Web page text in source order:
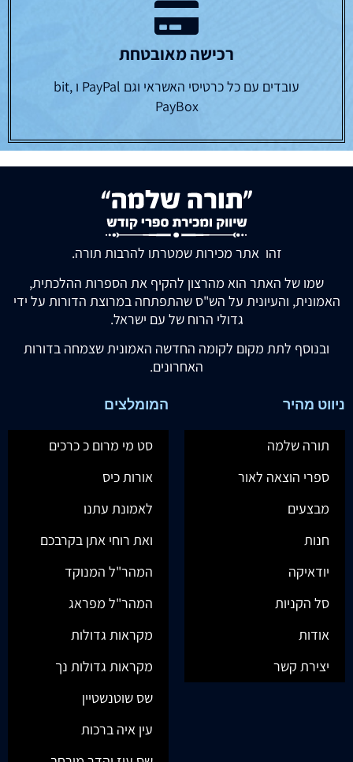
רכישה מאובטחת
עובדים עם כל כרטיסי האשראי וגם PayPal ו bit,
PayBox
זהו אתר מכירות שמטרתו להרבות תורה.
שמו של האתר הוא מהרצון להקיף את הספרות ההלכתית,
האמונית, והעיונית על הש"ס שהתפתחה במרוצת הדורות על ידי
גדולי הרוח של עם ישראל.
ובנוסף לתת מקום לקומה החדשה האמונית שצמחה בדורות
האחרונים.
ניווט מהיר
תורה שלמה
ספרי הוצאה לאור
מבצעים
חנות
יודאיקה
סל הקניות
אודות
יצירת קשר
המומלצים
סט מי מרום כ כרכים
אורות כיס
לאמונת עתנו
ואת רוחי אתן בקרבכם
המהר"ל המנוקד
המהר"ל מפראג
מקראות גדולות
מקראות גדולות נך
שס שוטנשטיין
עין איה ברכות